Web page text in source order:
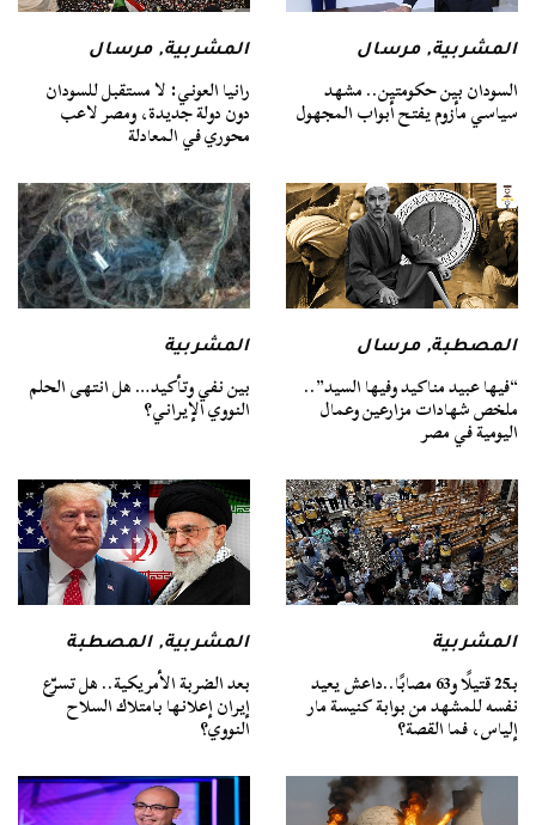
المشربية,مرسال
السودان بين حكومتين.. مشهد
سياسي مأزوم يفتح أبواب المجهول
المشربية,مرسال
رانيا العوني: لا مستقبل للسودان
دون دولة جديدة، ومصر لاعب
محوري في المعادلة
المصطبة,مرسال
“فيها عبيد مناكيد وفيها السيد”..
ملخص شهادات مزارعين وعمال
اليومية في مصر
المشربية
بين نفي وتأكيد… هل انتهى الحلم
النووي الإيراني؟
المشربية
بـ25 قتيلًا و63 مصابًا..داعش يعيد
نفسه للمشهد من بوابة كنيسة مار
إلياس، فما القصة؟
المشربية,المصطبة
بعد الضربة الأمريكية.. هل تسرّع
إيران إعلانها بامتلاك السلاح
النووي؟